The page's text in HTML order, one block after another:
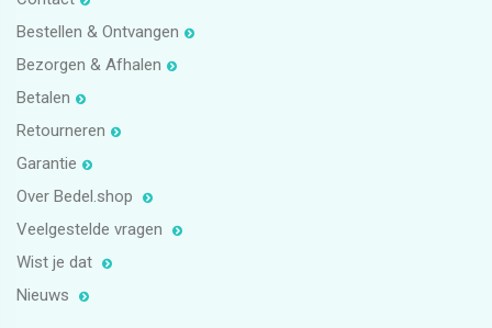
Bestellen & Ontvangen
Bezorgen & Afhalen
Betalen
Retourneren
Garantie
Over Bedel.shop
Veelgestelde vragen
Wist je dat
Nieuws